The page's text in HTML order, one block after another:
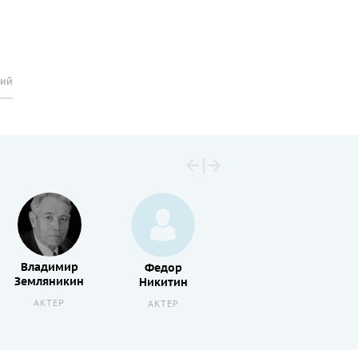
Владимир
Земляникин
АКТЕР
Федор
Никитин
АКТЕР